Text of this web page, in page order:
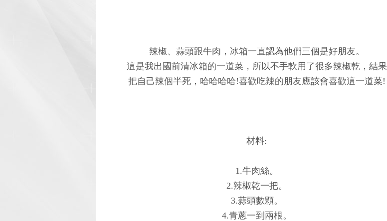
辣椒、蒜頭跟牛肉，冰箱一直認為他們三個是好朋友。
這是我出國前清冰箱的一道菜，所以不手軟用了很多辣椒乾，結果
把自己辣個半死，哈哈哈哈!喜歡吃辣的朋友應該會喜歡這一道菜!
材料:
1.牛肉絲。
2.辣椒乾一把。
3.蒜頭數顆。
4.青蔥一到兩根。